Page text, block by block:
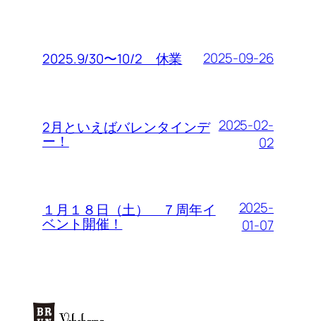
2025.9/30〜10/2 休業 2025-09-26
2月といえばバレンタインデ
ー！
2025-02-
02
１月１８日（土） ７周年イ
ベント開催！
2025-
01-07